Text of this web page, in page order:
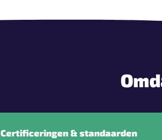
Certificeringen & standaarden